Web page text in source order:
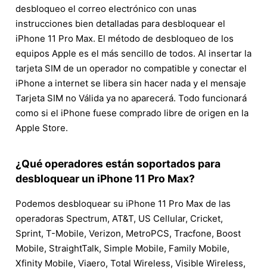
desbloqueo el correo electrónico con unas
instrucciones bien detalladas para desbloquear el
iPhone 11 Pro Max. El método de desbloqueo de los
equipos Apple es el más sencillo de todos. Al insertar la
tarjeta SIM de un operador no compatible y conectar el
iPhone a internet se libera sin hacer nada y el mensaje
Tarjeta SIM no Válida ya no aparecerá. Todo funcionará
como si el iPhone fuese comprado libre de origen en la
Apple Store.
¿Qué operadores están soportados para
desbloquear un iPhone 11 Pro Max?
Podemos desbloquear su iPhone 11 Pro Max de las
operadoras Spectrum, AT&T, US Cellular, Cricket,
Sprint, T-Mobile, Verizon, MetroPCS, Tracfone, Boost
Mobile, StraightTalk, Simple Mobile, Family Mobile,
Xfinity Mobile, Viaero, Total Wireless, Visible Wireless,